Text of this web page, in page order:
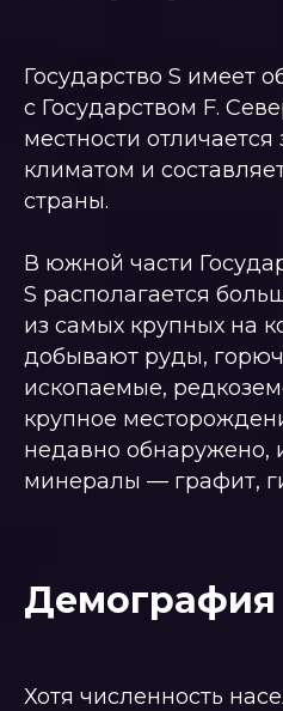
Государство S имеет
с Государством F.
местности
климатом и
страны.
В южной части
S располагается
из самых крупных на
добывают руды,
ископаемые,
крупное
недавно
минералы — графит,
Демография
Хотя численность